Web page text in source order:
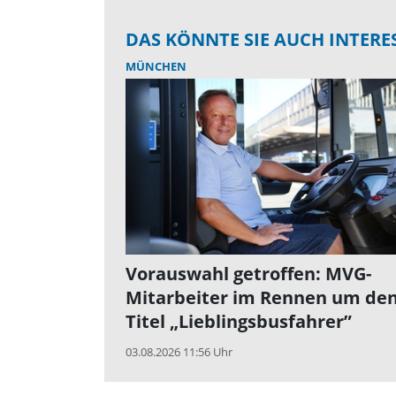
DAS KÖNNTE SIE AUCH
MÜNCHEN
Vorauswahl getroffen: MVG-
Mitarbeiter im Rennen um
Titel „Lieblingsbusfahrer”
03.08.2026 11:56 Uhr